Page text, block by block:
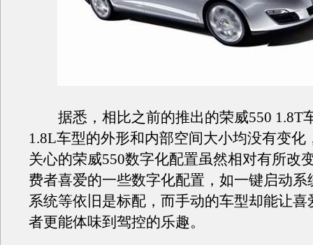
据悉，相比之前的推出的荣威550 1.8T
1.8L车型的外形和内部空间大小均没有变化
关心的荣威550数字化配置虽然相对有所改
费者喜爱的一些数字化配置，如一键启动系
系统等依旧是标配，而手动的车型却能让喜
者更能体味到驾控的乐趣。